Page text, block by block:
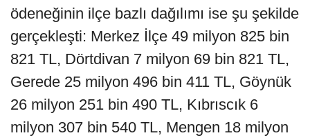
ödeneğinin ilçe bazlı dağılımı ise şu şekilde
gerçekleşti: Merkez İlçe 49 milyon 825 bin
821 TL, Dörtdivan 7 milyon 69 bin 821 TL,
Gerede 25 milyon 496 bin 411 TL, Göynük
26 milyon 251 bin 490 TL, Kıbrıscık 6
milyon 307 bin 540 TL, Mengen 18 milyon